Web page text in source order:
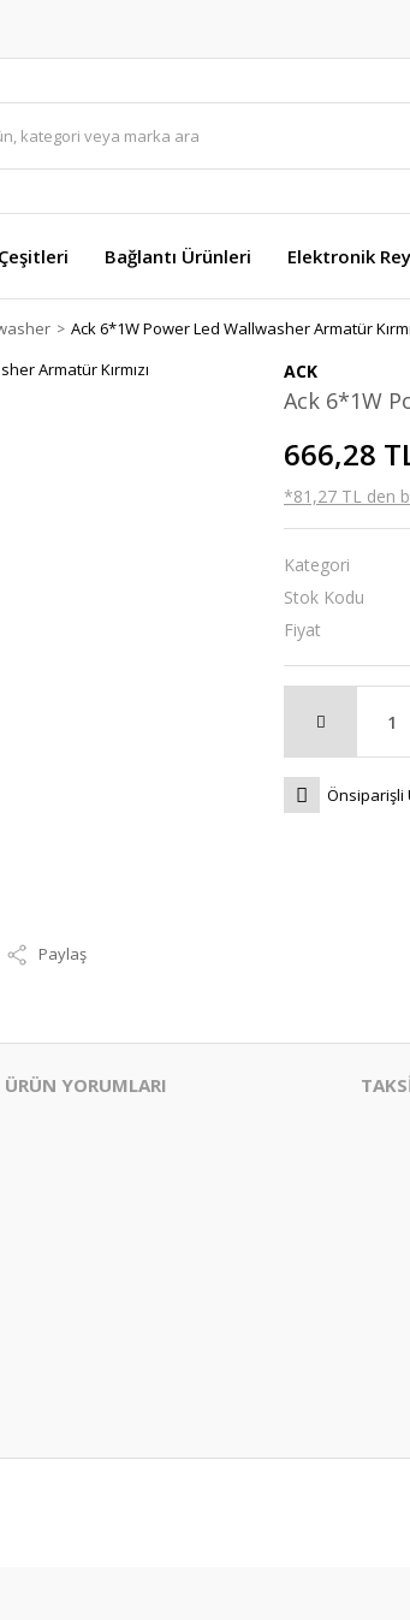
Bağlantı Ürünleri Elektronik
Ack 6*1W Power Led Wallwasher Armatür
Paylaş
ACK
Ack 6*1W
666,28
*81,27 TL den
Kategori
Stok Kodu
Fiyat
Önsiparişli
ÜRÜN YORUMLARI